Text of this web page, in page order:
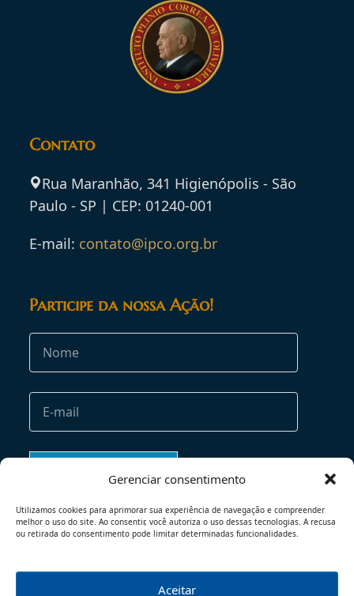
Gerenciar consentimento
Utilizamos cookies para aprimorar sua experiência de navegação e compreender
melhor o uso do site. Ao consentir, você autoriza o uso dessas tecnologias. A recusa
ou retirada do consentimento pode limitar determinadas funcionalidades.
Aceitar
Contato
Rua Maranhão, 341 Higienópolis - São
Paulo - SP | CEP: 01240-001
E-mail: contato@ipco.org.br
Participe da nossa Ação!
POLÍTICA DE PRIVACIDADE